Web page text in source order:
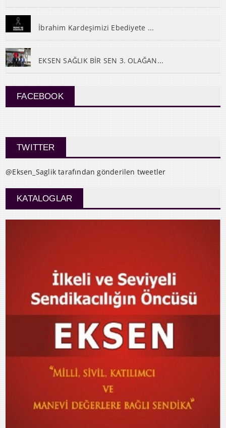
İbrahim Kardeşimizi Ebediyete ...
EKSEN SAĞLIK BİR SEN 3. OLAĞAN...
FACEBOOK
TWITTER
@Eksen_Saglik tarafından gönderilen tweetler
KATALOGLAR